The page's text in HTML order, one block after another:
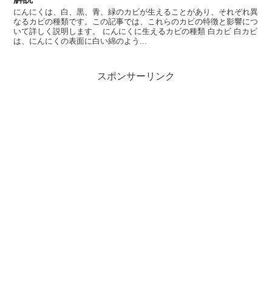
にんにくは、白、黒、青、緑のカビが生えることがあり、それぞれ異
なるカビの種類です。この記事では、これらのカビの特徴と影響につ
いて詳しく説明します。 にんにくに生えるカビの種類 白カビ 白カビ
は、にんにくの表面に白い綿のよう...
スポンサーリンク